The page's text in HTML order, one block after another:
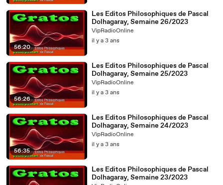
56:20
Les Editos Philosophiques de Pascal
Dolhagaray, Semaine 26/2023
VipRadioOnline
il y a 3 ans
56:26
Les Editos Philosophiques de Pascal
Dolhagaray, Semaine 25/2023
VipRadioOnline
il y a 3 ans
56:35
Les Editos Philosophiques de Pascal
Dolhagaray, Semaine 24/2023
VipRadioOnline
il y a 3 ans
Les Editos Philosophiques de Pascal
Dolhagaray, Semaine 23/2023